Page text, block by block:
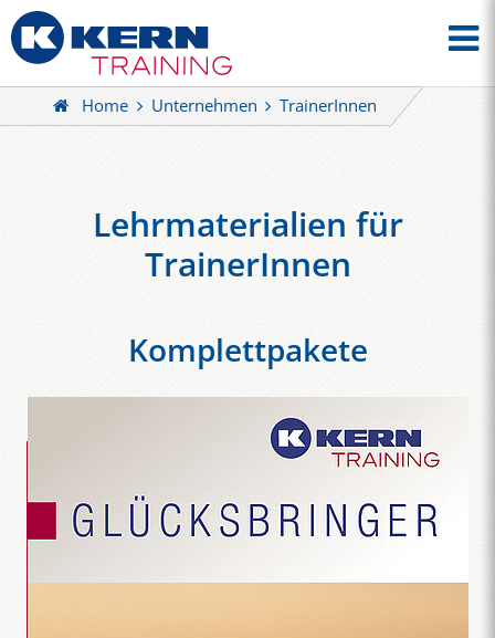
Home Unternehmen TrainerInnen
Lehrmaterialien für
TrainerInnen
Komplettpakete